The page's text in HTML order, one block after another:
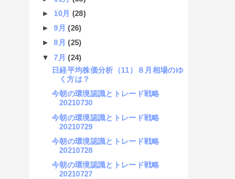
► 10月 (28)
►9月(26)
►8月(25)
▼7月(24)
日経平均株価分析（11）８月相場のゆ
く方は？
今朝の環境認識とトレード戦略
20210730
今朝の環境認識とトレード戦略
20210729
今朝の環境認識とトレード戦略
20210728
今朝の環境認識とトレード戦略
20210727